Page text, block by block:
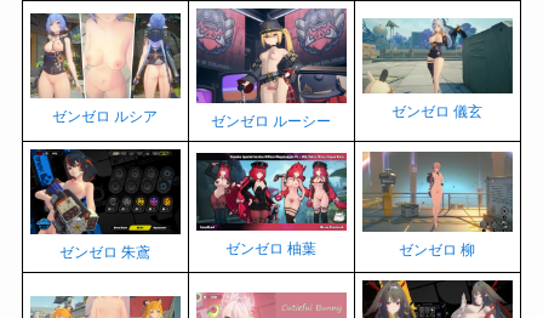
ゼンゼロ ルシア ゼンゼロ ルーシー
ゼンゼロ 儀玄
ゼンゼロ 朱鳶 ゼンゼロ 柚葉 ゼンゼロ 柳